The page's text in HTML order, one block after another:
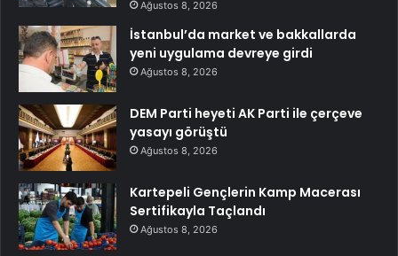
Ağustos 8, 2026
İstanbul’da market ve bakkallarda
yeni uygulama devreye girdi
Ağustos 8, 2026
DEM Parti heyeti AK Parti ile çerçeve
yasayı görüştü
Ağustos 8, 2026
Kartepeli Gençlerin Kamp Macerası
Sertifikayla Taçlandı
Ağustos 8, 2026